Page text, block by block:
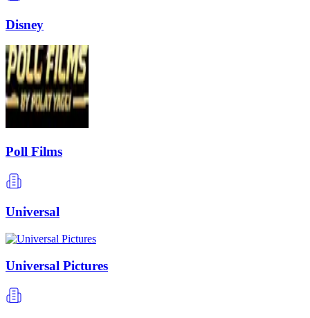
Disney
Poll Films
Universal
Universal Pictures